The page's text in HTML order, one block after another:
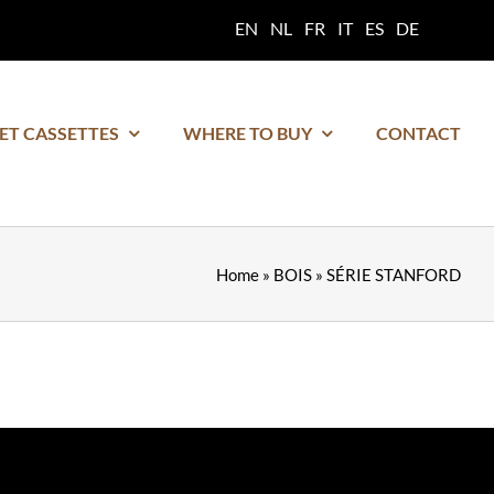
EN NL FR IT ES DE
CASSETTES WHERE TO BUY CONTACT
Home » BOIS » SÉRIE STANFORD